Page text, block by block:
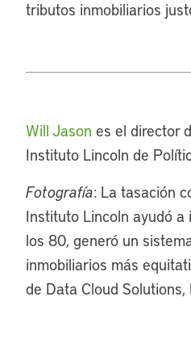
tributos inmobiliarios
Will Jason es el director
Instituto Lincoln de
Fotografía: La tasación
Instituto Lincoln ayudó
los 80, generó un
inmobiliarios más
de Data Cloud Solutions,